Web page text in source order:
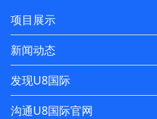
项目展示
新闻动态
发现U8国际
沟通U8国际官网